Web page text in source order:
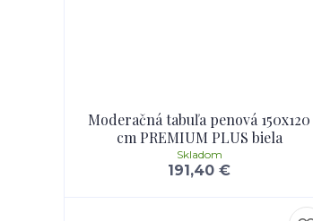
Moderačná tabuľa penová 150x120
cm PREMIUM PLUS biela
191,40 €
Skladom